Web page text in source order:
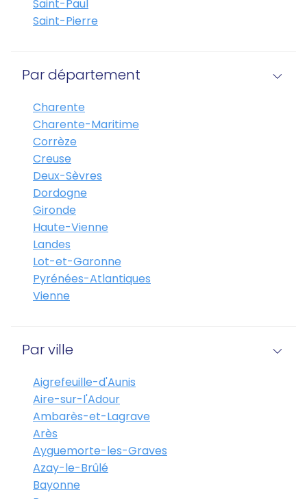
Saint-Paul
Saint-Pierre
Par département
Charente
Charente-Maritime
Corrèze
Creuse
Deux-Sèvres
Dordogne
Gironde
Haute-Vienne
Landes
Lot-et-Garonne
Pyrénées-Atlantiques
Vienne
Par ville
Aigrefeuille-d'Aunis
Aire-sur-l'Adour
Ambarès-et-Lagrave
Arès
Ayguemorte-les-Graves
Azay-le-Brûlé
Bayonne